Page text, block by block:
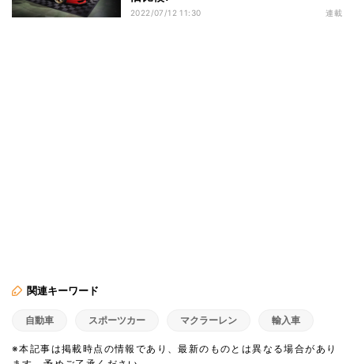
2022/07/12 11:30 連載
関連キーワード
自動車 スポーツカー マクラーレン 輸入車
※本記事は掲載時点の情報であり、最新のものとは異なる場合があり